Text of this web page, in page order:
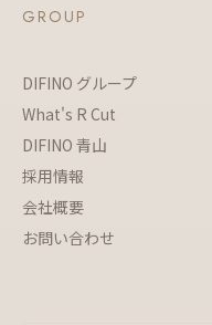
GROUP
DIFINO グループ
What's R Cut
DIFINO 青山
採用情報
会社概要
お問い合わせ